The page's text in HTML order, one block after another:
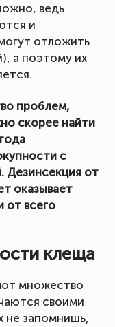
ведь
и
отложить
а поэтому их
проблем,
скорее найти
с
Дезинсекция от
оказывает
от всего
клеща
множество
своими
не запомнишь,